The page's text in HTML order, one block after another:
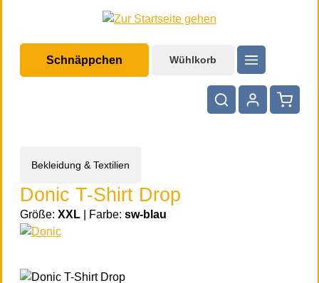
Schnäppchen Wühlkorb
Bekleidung & Textilien
Donic T-Shirt Drop
Größe: XXL Farbe: sw-blau
Bildergalerie überspringen